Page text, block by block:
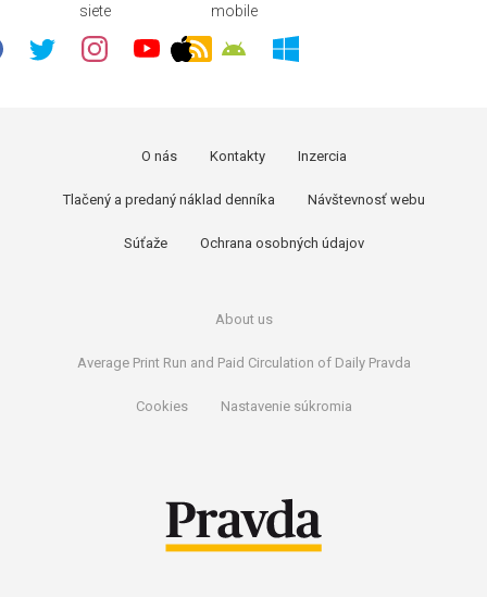
siete
mobile
O nás Kontakty Inzercia
Tlačený a predaný náklad denníka Návštevnosť webu
Súťaže Ochrana osobných údajov
About us
Average Print Run and Paid Circulation of Daily Pravda
Cookies Nastavenie súkromia